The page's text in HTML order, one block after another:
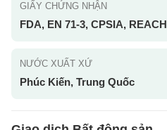
GIẤY CHỨNG NHẬN
FDA, EN 71-3, CPSIA, REACH
NƯỚC XUẤT XỨ
Phúc Kiến, Trung Quốc